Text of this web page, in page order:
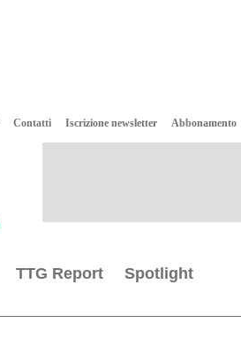
Contatti Iscrizione newsletter Abbonamento
TTG Report Spotlight